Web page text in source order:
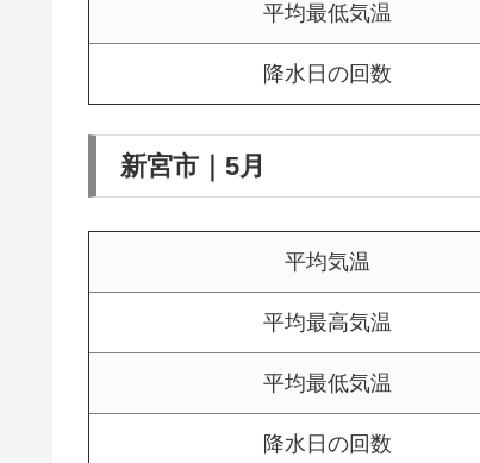
平均最低気温
降水日の回数
新宮市｜5月
平均気温
平均最高気温
平均最低気温
降水日の回数